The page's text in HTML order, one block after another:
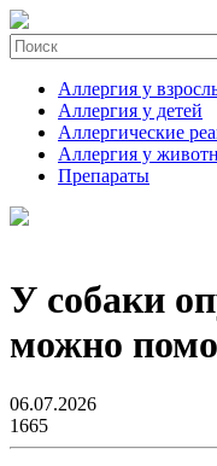
Аллергия у
Аллергия у детей
Аллергические
Аллергия у
Препараты
У собаки
можно
06.07.2026
1665